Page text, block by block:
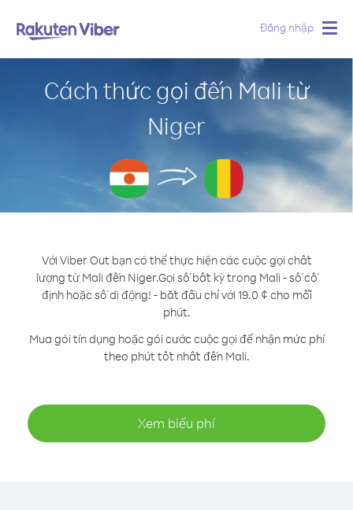
Đăng nhập
Cách thức gọi đến Mali từ
Niger
Với Viber Out bạn có thể thực hiện các cuộc gọi chất
lượng từ Mali đến Niger.Gọi số bất kỳ trong Mali - số cố
định hoặc số di động! - bắt đầu chỉ với 19.0 ¢ cho mỗi
phút.
Mua gói tín dụng hoặc gói cước cuộc gọi để nhận mức phí
theo phút tốt nhất đến Mali.
Xem biểu phí